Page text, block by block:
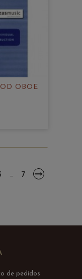
OBOE
… 7
de pedidos